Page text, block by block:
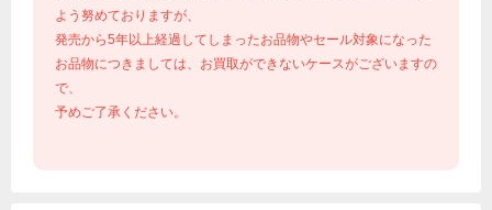
よう努めておりますが、
発売から5年以上経過してしまったお品物やセール対象になった
お品物につきましては、お買取ができないケースがございますの
で、
予めご了承ください。